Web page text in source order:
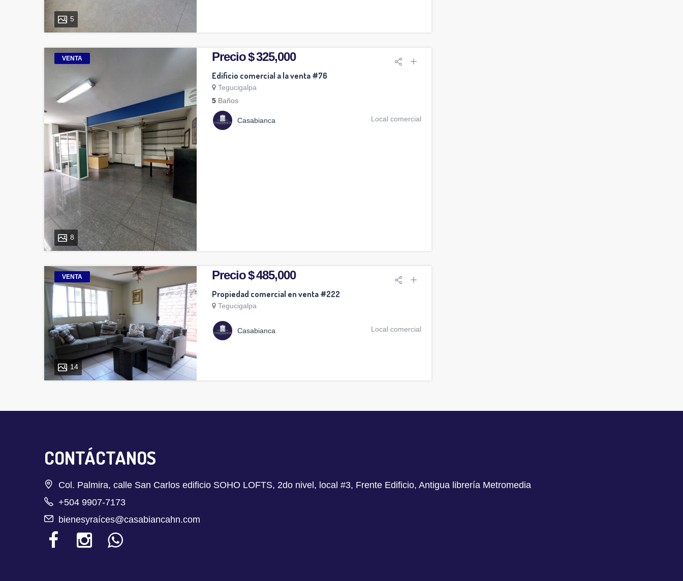
5
VENTA
8
Precio $ 325,000
Edificio comercial a la venta #76
Tegucigalpa
5 Baños
Casabianca Local comercial
VENTA
14
Precio $ 485,000
Propiedad comercial en venta #222
Tegucigalpa
Casabianca Local comercial
CONTÁCTANOS
Col. Palmira, calle San Carlos edificio SOHO LOFTS, 2do nivel, local #3, Frente Edificio, Antigua librería Metromedia
+504 9907-7173
bienesyraíces@casabiancahn.com